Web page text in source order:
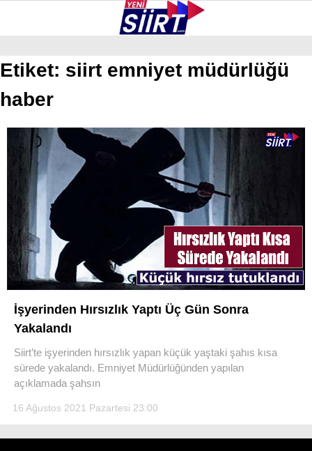
GALERİ
ERUH
BAYKAN
PERVARI
ŞIRVAN
TILLO
GÜNDEM
NÖBETÇI ECZANELER
Etiket: siirt emniyet müdürlüğü
haber
İşyerinden Hırsızlık Yaptı Üç Gün Sonra
Yakalandı
Siirt’te işyerinden hırsızlık yapan küçük yaştaki şahıs kısa
sürede yakalandı. Emniyet Müdürlüğünden yapılan
açıklamada şahsın
16 Ağustos 2021 Pazartesi 23:00